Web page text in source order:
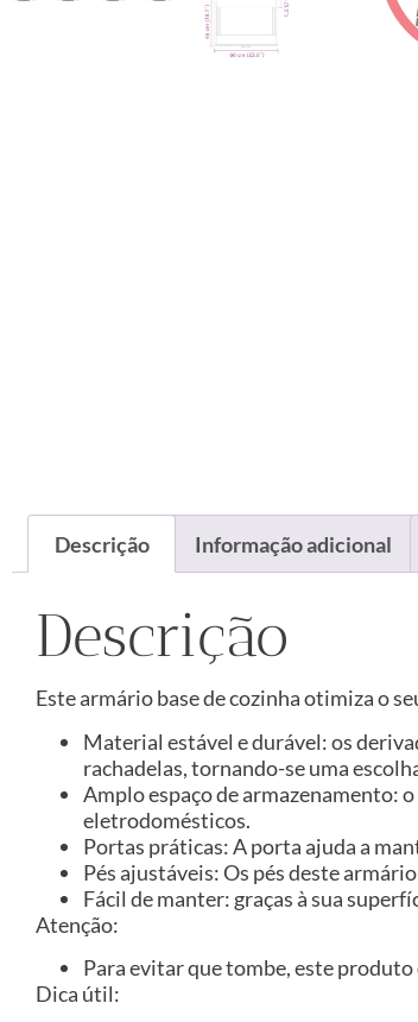
Descrição Informação adicional
Descrição
Este armário base de cozinha otimiza o
Material estável e durável: os
rachadelas, tornando-se uma
Amplo espaço de armazenamento:
eletrodomésticos.
Portas práticas: A porta ajuda a
Pés ajustáveis: Os pés deste
Fácil de manter: graças à sua
Atenção:
Para evitar que tombe, este
Dica útil: